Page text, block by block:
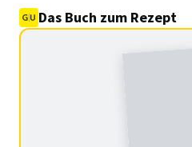
Das Buch zum Rezept